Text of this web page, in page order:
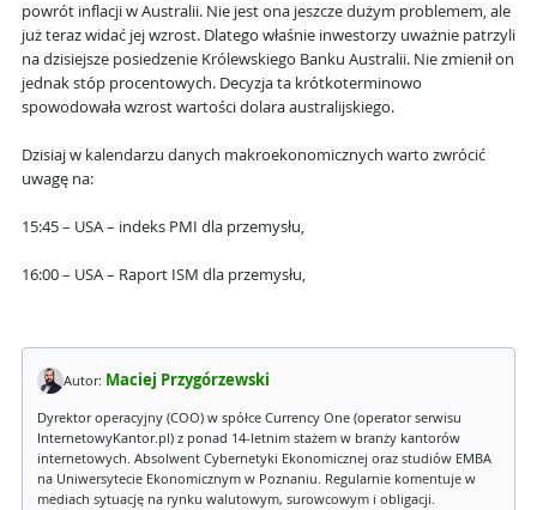
powrót inflacji w Australii. Nie jest ona jeszcze dużym problemem, ale
już teraz widać jej wzrost. Dlatego właśnie inwestorzy uważnie patrzyli
na dzisiejsze posiedzenie Królewskiego Banku Australii. Nie zmienił on
jednak stóp procentowych. Decyzja ta krótkoterminowo
spowodowała wzrost wartości dolara australijskiego.
Dzisiaj w kalendarzu danych makroekonomicznych warto zwrócić
uwagę na:
15:45 – USA – indeks PMI dla przemysłu,
16:00 – USA – Raport ISM dla przemysłu,
Autor: Maciej Przygórzewski
Dyrektor operacyjny (COO) w spółce Currency One (operator serwisu
InternetowyKantor.pl) z ponad 14-letnim stażem w branży kantorów
internetowych. Absolwent Cybernetyki Ekonomicznej oraz studiów EMBA
na Uniwersytecie Ekonomicznym w Poznaniu. Regularnie komentuje w
mediach sytuację na rynku walutowym, surowcowym i obligacji.